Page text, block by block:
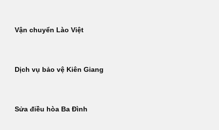
Vận chuyển Lào Việt
Dịch vụ bảo vệ Kiên Giang
Sửa điều hòa Ba Đình